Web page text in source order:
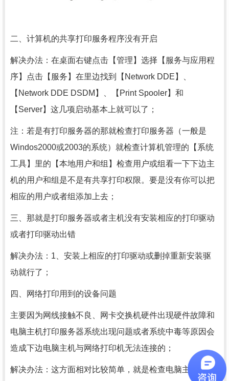
二、计算机的共享打印服务程序没有开启
解决办法：在桌面右键点击【管理】选择【服务与应用程
序】点击【服务】在里边找到【Network DDE】、
【Network DDE DSDM】、【Print Spooler】和
【Server】这几项启动基本上就可以了；
注：若是有打印服务器的那就检查打印服务器（一般是
Windos2000或2003的系统）就检查计算机管理的【系统
工具】里的【本地用户和组】检查用户或组看一下下边主
机的用户和组是不是有共享打印权限。要是没有你可以把
相应的用户或者组添加上去；
三、那就是打印服务器或者主机没有安装相应的打印驱动
或者打印驱动出错
解决办法：1、安装上相应的打印驱动或删掉重新安装驱
动就行了；
四、网络打印用到的设备问题
主要因为网线接触不良、网卡交换机硬件出现硬件故障和
电脑主机打印服务器系统出现问题或者系统中毒等原因会
造成下边电脑主机与网络打印机无法连接的；
解决办法：这方面相对比较简单，就是检查电脑主机到打